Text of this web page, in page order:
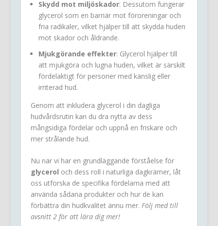
Skydd mot miljöskador: Dessutom fungerar
glycerol som en barriär mot föroreningar och
fria radikaler, vilket hjälper till att skydda huden
mot skador och åldrande.
Mjukgörande effekter: Glycerol hjälper till
att mjukgöra och lugna huden, vilket är särskilt
fördelaktigt för personer med känslig eller
irriterad hud.
Genom att inkludera glycerol i din dagliga
hudvårdsrutin kan du dra nytta av dess
mångsidiga fördelar och uppnå en friskare och
mer strålande hud.
Nu när vi har en grundläggande förståelse för
glycerol och dess roll i naturliga dagkrämer, låt
oss utforska de specifika fördelarna med att
använda sådana produkter och hur de kan
förbättra din hudkvalitet ännu mer. Följ med till
avsnitt 2 för att lära dig mer!